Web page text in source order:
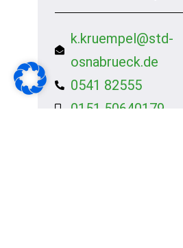
k.kruempel@std-
osnabrueck.de
0541 82555
0151 50640179